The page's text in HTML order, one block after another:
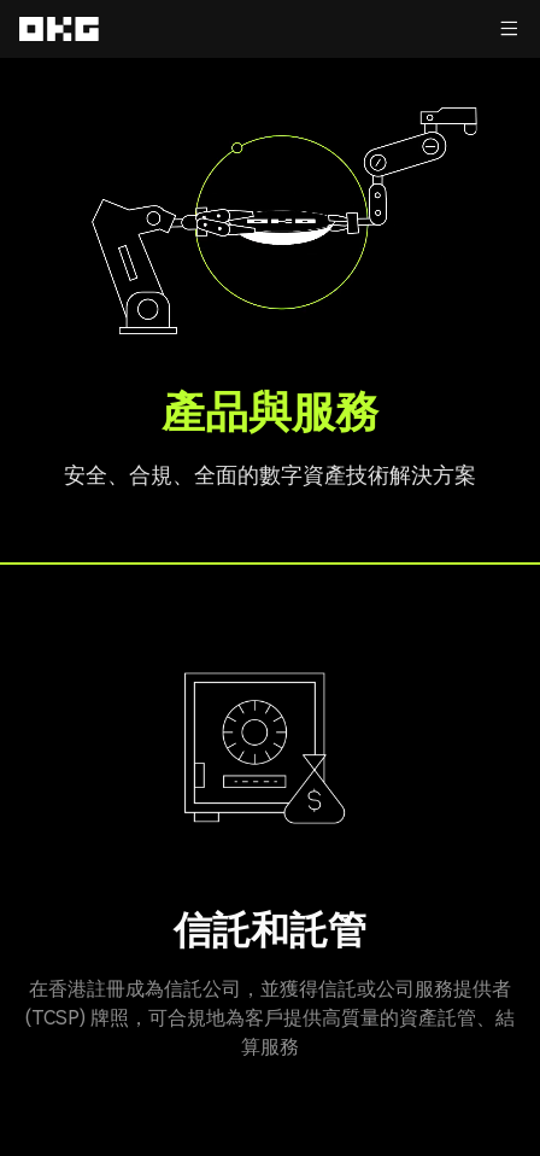
產品與服務
安全、合規、全面的數字資產技術解決方案
信託和託管
在香港註冊成為信託公司，並獲得信託或公司服務提供者
(TCSP) 牌照，可合規地為客戶提供高質量的資產託管、結
算服務